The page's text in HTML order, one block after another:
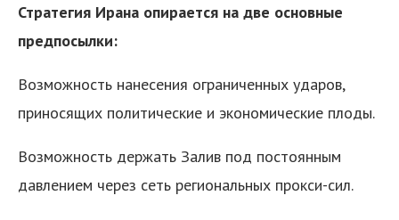
Стратегия Ирана опирается на две основные
предпосылки:
Возможность нанесения ограниченных ударов,
приносящих политические и экономические плоды.
Возможность держать Залив под постоянным
давлением через сеть региональных прокси-сил.